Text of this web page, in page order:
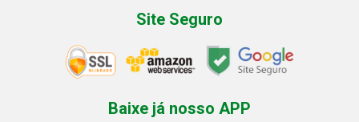
Site Seguro
Baixe já nosso APP